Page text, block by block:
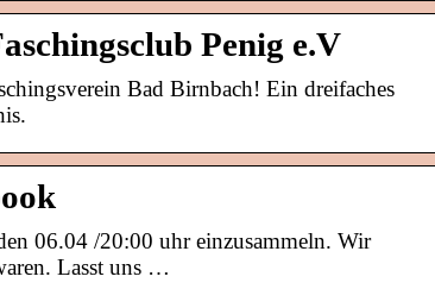
Penig e.V
Bad Birnbach! Ein dreifaches
06.04 /20:00 uhr einzusammeln. Wir
Lasst uns …